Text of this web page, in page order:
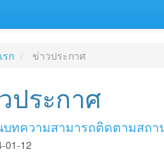
ก ข่าวประกาศ
ประกาศ
บทความสามารถติดตามสถ
01-12